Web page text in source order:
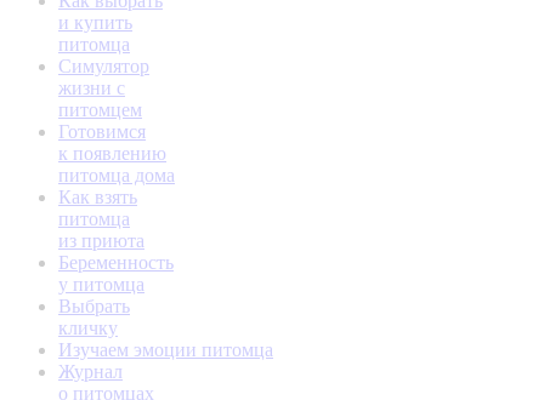
и купить
питомца
Симулятор
жизни с
питомцем
Готовимся
к появлению
питомца дома
Как взять
питомца
из приюта
Беременность
у питомца
Выбрать
кличку
Изучаем эмоции питомца
Журнал
о питомцах